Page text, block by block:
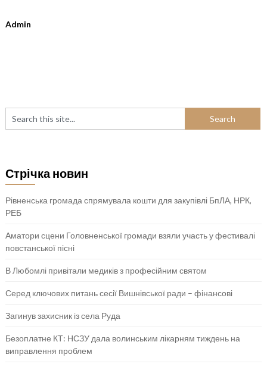
Admin
Стрічка новин
Рівненська громада спрямувала кошти для закупівлі БпЛА, НРК,
РЕБ
Аматори сцени Головненської громади взяли участь у фестивалі
повстанської пісні
В Любомлі привітали медиків з професійним святом
Серед ключових питань сесії Вишнівської ради – фінансові
Загинув захисник із села Руда
Безоплатне КТ: НСЗУ дала волинським лікарням тиждень на
виправлення проблем